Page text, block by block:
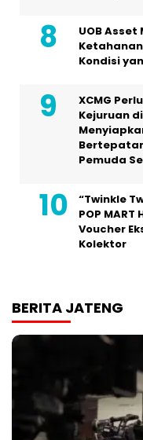
UOB
Kondisi
XCMG
Kejuruan
Pemuda
“Twinkle
POP
Voucher
Kolektor
BERITA JATENG